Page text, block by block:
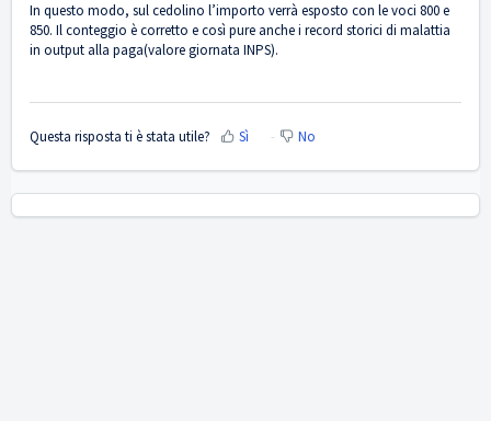
In questo modo, sul cedolino l’importo verrà esposto con le voci 800 e
850. Il conteggio è corretto e così pure anche i record storici di malattia
in output alla paga(valore giornata INPS).
Questa risposta ti è stata utile? Sì No